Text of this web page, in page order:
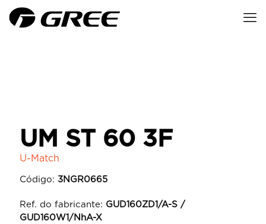
UM ST 60 3F
U-Match
Código: 3NGR0665
Ref. do fabricante: GUD160ZD1/A-S /
GUD160W1/NhA-X